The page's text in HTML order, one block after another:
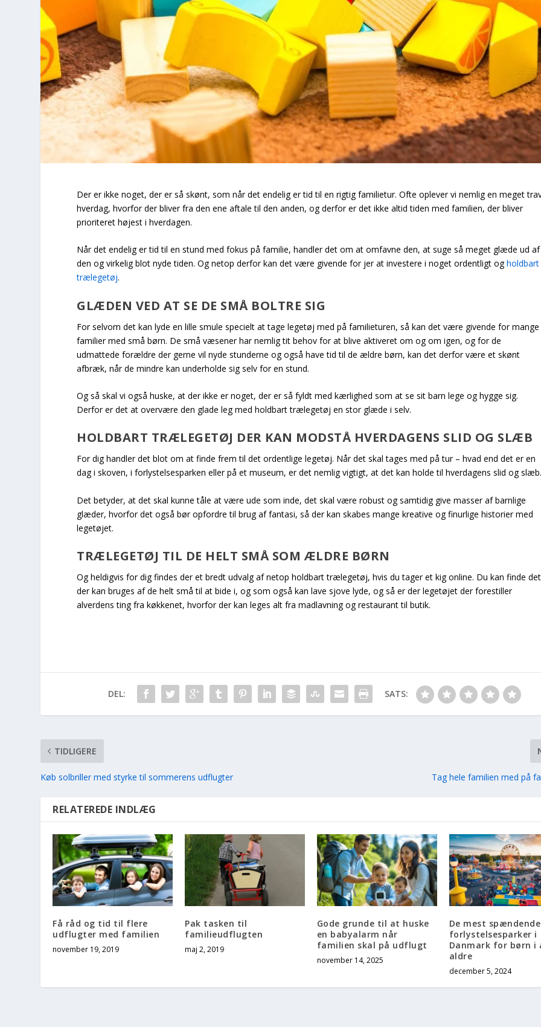
Der er ikke noget, der er så skønt, som når det endelig er tid til en rigtig familietur. Ofte oplever vi nemlig en meget
hverdag, hvorfor der bliver fra den ene aftale til den anden, og derfor er det ikke altid tiden med familien, der bliver
prioriteret højest i hverdagen.
Når det endelig er tid til en stund med fokus på familie, handler det om at omfavne den, at suge så meget glæde ud af
den og virkelig blot nyde tiden. Og netop derfor kan det være givende for jer at investere i noget ordentligt ogholdbart
trælegetøj.
GLÆDEN VED AT SE DE SMÅ BOLTRE SIG
For selvom det kan lyde en lille smule specielt at tage legetøj med på familieturen, så kan det være givende for mange
familier med små børn. De små væsener har nemlig tit behov for at blive aktiveret om og om igen, og for de
udmattede forældre der gerne vil nyde stunderne og også have tid til de ældre børn, kan det derfor være et skønt
afbræk, når de mindre kan underholde sig selv for en stund.
Og så skal vi også huske, at der ikke er noget, der er så fyldt med kærlighed som at se sit barn lege og hygge sig.
Derfor er det at overvære den glade leg med holdbart trælegetøj en stor glæde i selv.
HOLDBART TRÆLEGETØJ DER KAN MODSTÅ HVERDAGENS SLID OG SLÆB
For dig handler det blot om at finde frem til det ordentlige legetøj. Når det skal tages med på tur – hvad end det er en
dag i skoven, i forlystelsesparken eller på et museum, er det nemlig vigtigt, at det kan holde til hverdagens slid og
Det betyder, at det skal kunne tåle at være ude som inde, det skal være robust og samtidig give masser af barnlige
glæder, hvorfor det også bør opfordre til brug af fantasi, så der kan skabes mange kreative og finurlige historier med
legetøjet.
TRÆLEGETØJ TIL DE HELT SMÅ SOM ÆLDRE BØRN
Og heldigvis for dig findes der et bredt udvalg af netop holdbart trælegetøj, hvis du tager et kig online. Du kan finde
der kan bruges af de helt små til at bide i, og som også kan lave sjove lyde, og så er der legetøjet der forestiller
alverdens ting fra køkkenet, hvorfor der kan leges alt fra madlavning og restaurant til butik.
DEL: SATS:
TIDLIGERE
Køb solbriller med styrke til sommerens udflugter Tag hele familien med på
RELATEREDE INDLÆG
Få råd og tid til flere
udflugter med familien
november 19, 2019
Pak tasken til
familieudflugten
maj 2, 2019
Gode grunde til at huske
en babyalarm når
familien skal på udflugt
november 14, 2025
De mest spændende
forlystelsesparker i
Danmark for børn i
aldre
december 5, 2024